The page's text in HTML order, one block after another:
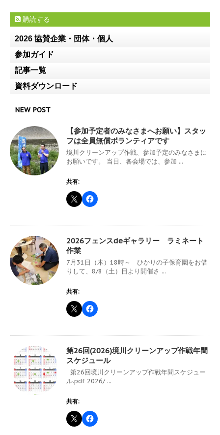
購読する
2026 協賛企業・団体・個人
参加ガイド
記事一覧
資料ダウンロード
NEW POST
【参加予定者のみなさまへお願い】スタッ
フは全員無償ボランティアです
境川クリーンアップ作戦、参加予定のみなさまに
お願いです。 当日、各会場では、参加 ...
共有:
2026フェンスdeギャラリー ラミネート
作業
7月31日（木）18時～ ひかりの子保育園をお借
りして、8/8（土）日より開催さ ...
共有:
第26回(2026)境川クリーンアップ作戦年間
スケジュール
第26回境川クリーンアップ作戦年間スケジュー
ル.pdf 2026/ ...
共有: